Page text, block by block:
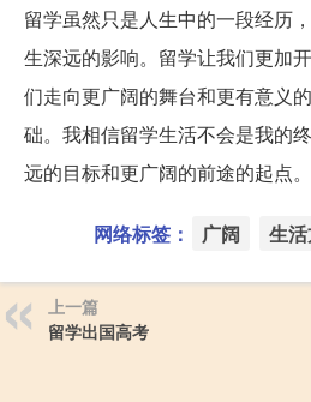
留学虽然只是人生中的一段经历
生深远的影响。留学让我们更加
们走向更广阔的舞台和更有意义
础。我相信留学生活不会是我的
远的目标和更广阔的前途的起点。
网络标签： 广阔 生
上一篇
留学出国高考